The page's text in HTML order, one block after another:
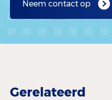
Neem contact op
Gerelateerd